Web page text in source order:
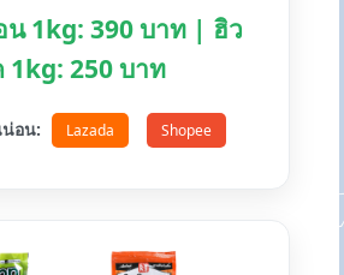
1kg: 390 บาท | ฮิว
1kg: 250 บาท
อน: Lazada Shopee